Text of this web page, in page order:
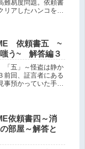
難易度問題。依頼書
リアしたハンコを押
依頼書五 ~
う~ 解答編３
五」～怪盗は静か
回、証言者にある
事預かっていた手紙
依頼書四～消
部屋～解答と